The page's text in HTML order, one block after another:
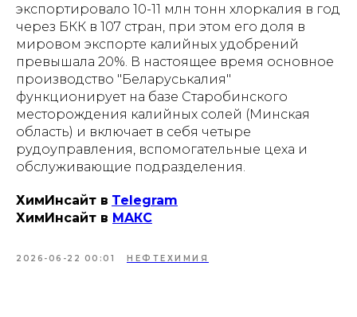
экспортировало 10-11 млн тонн хлоркалия в год
через БКК в 107 стран, при этом его доля в
мировом экспорте калийных удобрений
превышала 20%. В настоящее время основное
производство "Беларуськалия"
функционирует на базе Старобинского
месторождения калийных солей (Минская
область) и включает в себя четыре
рудоуправления, вспомогательные цеха и
обслуживающие подразделения.
ХимИнсайт в Telegram
ХимИнсайт в MAКС
2026-06-22 00:01 НЕФТЕХИМИЯ